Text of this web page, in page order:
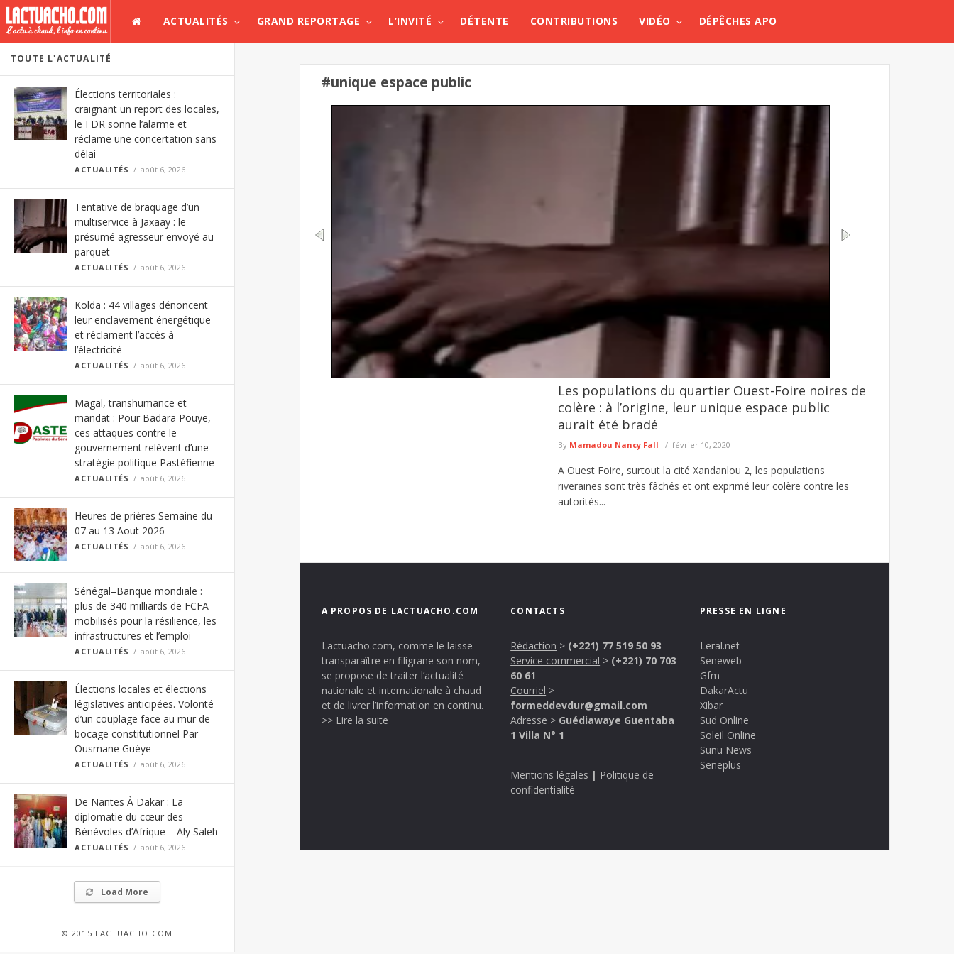
ACTUALITÉS GRAND REPORTAGE L’INVITÉ DÉTENTE CONTRIBUTIONS VIDÉO DÉPÊCHES APO
TOUTE L'ACTUALITÉ
Élections territoriales :
craignant un report des locales,
le FDR sonne l’alarme et
réclame une concertation sans
délai
ACTUALITÉS août 6, 2026
Tentative de braquage d’un
multiservice à Jaxaay : le
présumé agresseur envoyé au
parquet
ACTUALITÉS août 6, 2026
Kolda : 44 villages dénoncent
leur enclavement énergétique
et réclament l’accès à
l’électricité
ACTUALITÉS août 6, 2026
Magal, transhumance et
mandat : Pour Badara Pouye,
ces attaques contre le
gouvernement relèvent d’une
stratégie politique Pastéfienne
ACTUALITÉS août 6, 2026
Heures de prières Semaine du
07 au 13 Aout 2026
ACTUALITÉS août 6, 2026
Sénégal–Banque mondiale :
plus de 340 milliards de FCFA
mobilisés pour la résilience, les
infrastructures et l’emploi
ACTUALITÉS août 6, 2026
Élections locales et élections
législatives anticipées. Volonté
d’un couplage face au mur de
bocage constitutionnel Par
Ousmane Guèye
ACTUALITÉS août 6, 2026
De Nantes À Dakar : La
diplomatie du cœur des
Bénévoles d’Afrique – Aly Saleh
ACTUALITÉS août 6, 2026
Load More
© 2015 LACTUACHO.COM
#unique espace public
Tentative de braquage d’un multiservice à Jaxaay : le présumé agresseur envoyé au parquet
Le Commissariat d’arrondissement de Jaxaay a annoncé le défèrement au parquet d’un individu mis en cause dans une affaire
Les populations du quartier Ouest-Foire noires de
colère : à l’origine, leur unique espace public
aurait été bradé
By Mamadou Nancy Fall février 10, 2020
A Ouest Foire, surtout la cité Xandanlou 2, les populations
riveraines sont très fâchés et ont exprimé leur colère contre les
autorités...
A PROPOS DE LACTUACHO.COM
Lactuacho.com, comme le laisse
transparaître en filigrane son nom,
se propose de traiter l’actualité
nationale et internationale à chaud
et de livrer l’information en continu.
>> Lire la suite
CONTACTS
Rédaction > (+221) 77 519 50 93
Service commercial > (+221) 70 703
60 61
Courriel >
formeddevdur@gmail.com
Adresse > Guédiawaye Guentaba
1 Villa N° 1
Mentions légales | Politique de
confidentialité
PRESSE EN LIGNE
Leral.net
Seneweb
Gfm
DakarActu
Xibar
Sud Online
Soleil Online
Sunu News
Seneplus